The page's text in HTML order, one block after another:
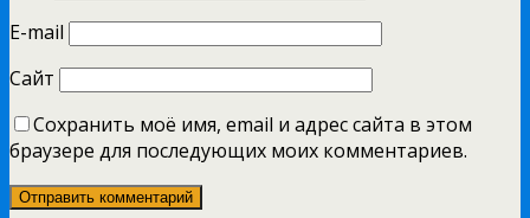
E-mail
Сайт
Сохранить моё имя, email и адрес сайта в этом
браузере для последующих моих комментариев.